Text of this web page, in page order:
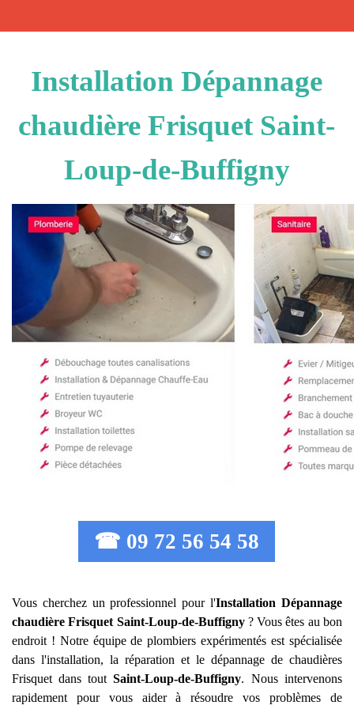
Installation Dépannage
chaudière Frisquet Saint-
Loup-de-Buffigny
☎ 09 72 56 54 58
Vous cherchez un professionnel pour l'Installation Dépannage
chaudière Frisquet Saint-Loup-de-Buffigny? Vous êtes au bon
endroit ! Notre équipe de plombiers expérimentés est spécialisée
dans l'installation, la réparation et le dépannage de chaudières
Frisquet dans toutSaint-Loup-de-Buffigny. Nous intervenons
rapidement pour vous aider à résoudre vos problèmes de